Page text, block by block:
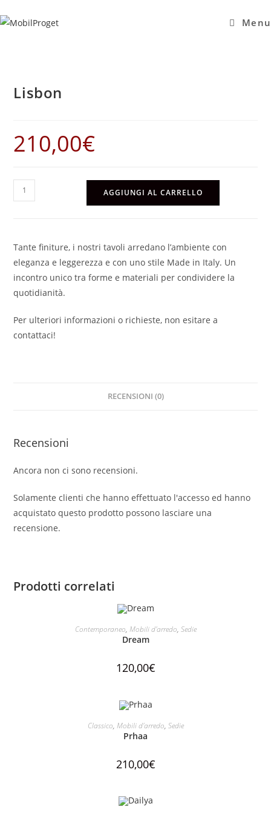
al
Menu
Lisbon
210,00€
Lisbon
quantità
AGGIUNGI AL CARRELLO
Tante finiture, i nostri tavoli arredano l’ambiente con
eleganza e leggerezza e con uno stile Made in Italy. Un
incontro unico tra forme e materiali per condividere la
quotidianità.
Per ulteriori informazioni o richieste, non esitare a
contattaci!
RECENSIONI (0)
Recensioni
Ancora non ci sono recensioni.
Solamente clienti che hanno effettuato l'accesso ed hanno
acquistato questo prodotto possono lasciare una
recensione.
Prodotti correlati
AGGIUNGI AL CARRELLO
Contemporaneo, Mobili d'arredo, Sedie
Dream
120,00€
AGGIUNGI AL CARRELLO
Classico, Mobili d'arredo, Sedie
Prhaa
210,00€